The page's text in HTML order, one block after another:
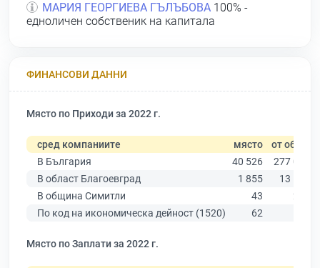
МАРИЯ ГЕОРГИЕВА ГЪЛЪБОВА 100% -
едноличен собственик на капитала
ФИНАНСОВИ ДАННИ
Място по Приходи за 2022 г.
сред компаниите място от общо
В България
40 526
277 019
В област Благоевград
1 855
13 529
В община Симитли
43
264
По код на икономическа дейност (1520)
62
Място по Заплати за 2022 г.